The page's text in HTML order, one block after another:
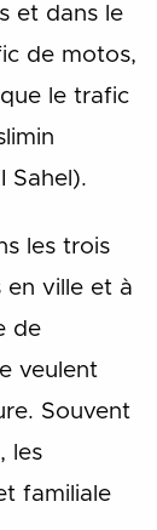
et dans le
de motos,
le trafic
Sahel).
les trois
en ville et à
de
veulent
Souvent
les
familiale